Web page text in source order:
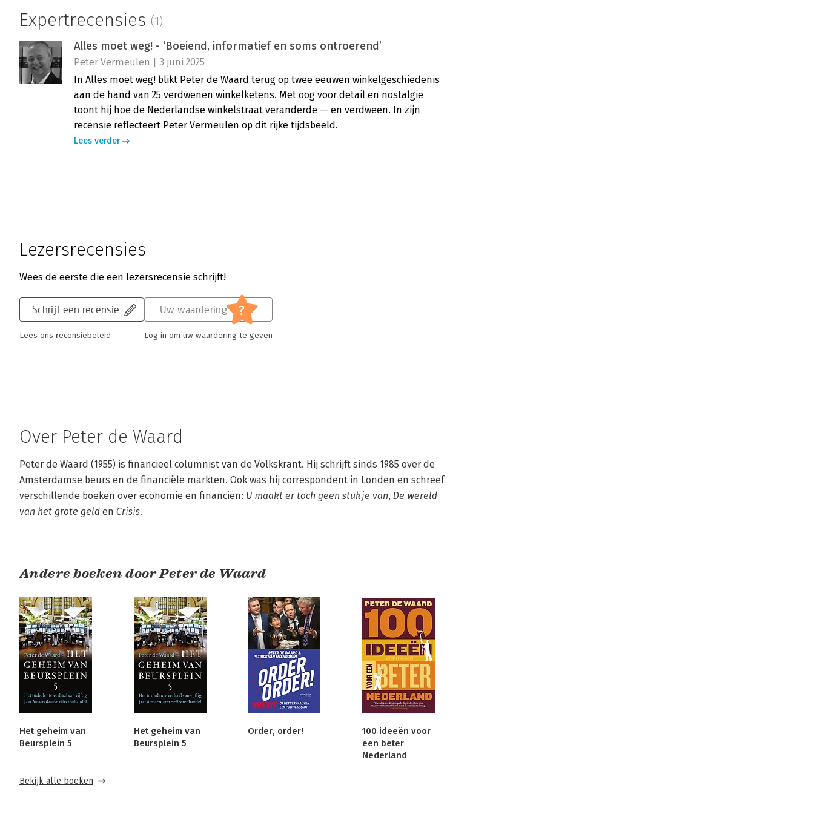
Expertrecensies (1)
Alles moet weg! - ‘Boeiend, informatief en soms ontroerend’
Peter Vermeulen | 3 juni 2025
In Alles moet weg! blikt Peter de Waard terug op twee eeuwen winkelgeschiedenis
aan de hand van 25 verdwenen winkelketens. Met oog voor detail en nostalgie
toont hij hoe de Nederlandse winkelstraat veranderde — en verdween. In zijn
recensie reflecteert Peter Vermeulen op dit rijke tijdsbeeld.
Lees verder
Lezersrecensies
Wees de eerste die een lezersrecensie schrijft!
Schrijf een recensie
Lees ons recensiebeleid
Uw waardering ?
Log in om uw waardering te geven
Over Peter de Waard
Peter de Waard (1955) is financieel columnist van de Volkskrant. Hij schrijft sinds 1985 over de
Amsterdamse beurs en de financiële markten. Ook was hij correspondent in Londen en schreef
verschillende boeken over economie en financiën: U maakt er toch geen stukje van, De wereld
van het grote geld en Crisis.
Andere boeken door Peter de Waard
Het geheim van
Beursplein 5
Het geheim van
Beursplein 5
Order, order!
100 ideeën voor
een beter
Nederland
Bekijk alle boeken